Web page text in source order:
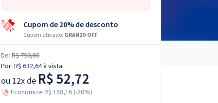
Cupom de 20% de desconto
Cupom ativado: GRAN20-OFF
De: R$ 790,80
Por: R$ 632,64à vista
ou 12x de R$ 52,72
Economize R$ 158,16 (-20%)